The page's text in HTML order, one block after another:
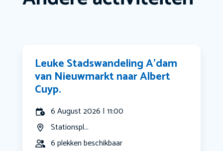
Leuke Stadswandeling A’dam
van Nieuwmarkt naar Albert
Cuyp.
6 August 2026 | 11:00
Stationspl...
6 plekken beschikbaar